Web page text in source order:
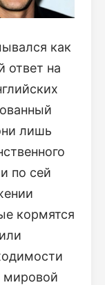
как
ответ на
лишь
по сей
кормятся